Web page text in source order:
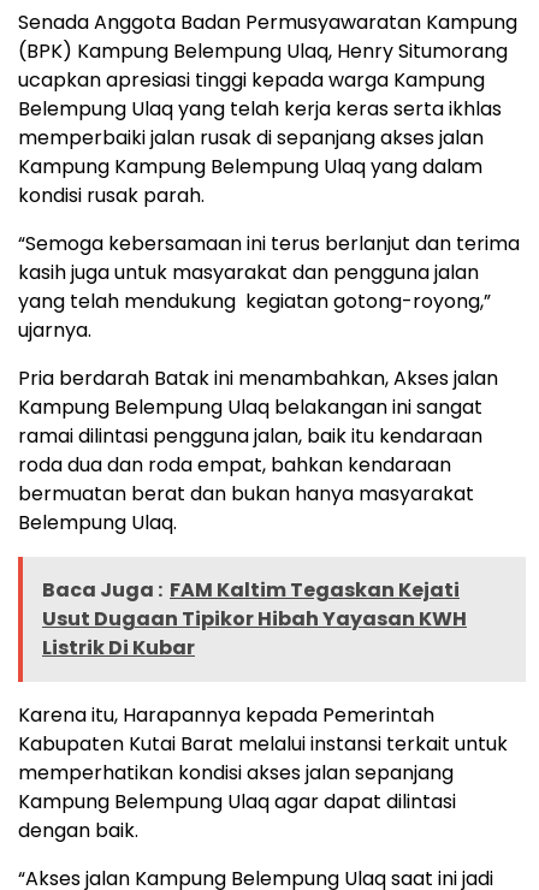
Senada Anggota Badan Permusyawaratan Kampung
(BPK) Kampung Belempung Ulaq, Henry Situmorang
ucapkan apresiasi tinggi kepada warga Kampung
Belempung Ulaq yang telah kerja keras serta ikhlas
memperbaiki jalan rusak di sepanjang akses jalan
Kampung Kampung Belempung Ulaq yang dalam
kondisi rusak parah.
“Semoga kebersamaan ini terus berlanjut dan terima
kasih juga untuk masyarakat dan pengguna jalan
yang telah mendukung kegiatan gotong-royong,”
ujarnya.
Pria berdarah Batak ini menambahkan, Akses jalan
Kampung Belempung Ulaq belakangan ini sangat
ramai dilintasi pengguna jalan, baik itu kendaraan
roda dua dan roda empat, bahkan kendaraan
bermuatan berat dan bukan hanya masyarakat
Belempung Ulaq.
Baca Juga : FAM Kaltim Tegaskan Kejati
Usut Dugaan Tipikor Hibah Yayasan KWH
Listrik Di Kubar
Karena itu, Harapannya kepada Pemerintah
Kabupaten Kutai Barat melalui instansi terkait untuk
memperhatikan kondisi akses jalan sepanjang
Kampung Belempung Ulaq agar dapat dilintasi
dengan baik.
“Akses jalan Kampung Belempung Ulaq saat ini jadi